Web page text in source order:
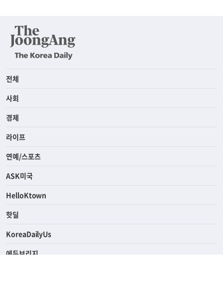
전체
사회
경제
라이프
연예/스포츠
ASK미국
HelloKtown
핫딜
KoreaDailyUs
에듀브리지